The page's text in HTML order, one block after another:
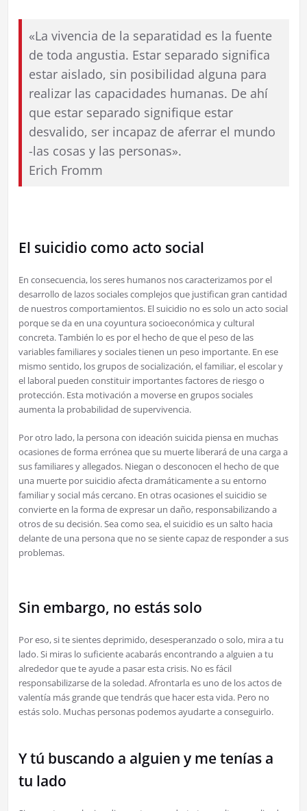
«La vivencia de la separatidad es la fuente
de toda angustia. Estar separado significa
estar aislado, sin posibilidad alguna para
realizar las capacidades humanas. De ahí
que estar separado signifique estar
desvalido, ser incapaz de aferrar el mundo
-las cosas y las personas».
Erich Fromm
El suicidio como acto social
En consecuencia, los seres humanos nos caracterizamos por el
desarrollo de lazos sociales complejos que justifican gran cantidad
de nuestros comportamientos. El suicidio no es solo un acto social
porque se da en una coyuntura socioeconómica y cultural
concreta. También lo es por el hecho de que el peso de las
variables familiares y sociales tienen un peso importante. En ese
mismo sentido, los grupos de socialización, el familiar, el escolar y
el laboral pueden constituir importantes factores de riesgo o
protección. Esta motivación a moverse en grupos sociales
aumenta la probabilidad de supervivencia.
Por otro lado, la persona con ideación suicida piensa en muchas
ocasiones de forma errónea que su muerte liberará de una carga a
sus familiares y allegados. Niegan o desconocen el hecho de que
una muerte por suicidio afecta dramáticamente a su entorno
familiar y social más cercano. En otras ocasiones el suicidio se
convierte en la forma de expresar un daño, responsabilizando a
otros de su decisión. Sea como sea, el suicidio es un salto hacia
delante de una persona que no se siente capaz de responder a sus
problemas.
Sin embargo, no estás solo
Por eso, si te sientes deprimido, desesperanzado o solo, mira a tu
lado. Si miras lo suficiente acabarás encontrando a alguien a tu
alrededor que te ayude a pasar esta crisis. No es fácil
responsabilizarse de la soledad. Afrontarla es uno de los actos de
valentía más grande que tendrás que hacer esta vida. Pero no
estás solo. Muchas personas podemos ayudarte a conseguirlo.
Y tú buscando a alguien y me tenías a
tu lado